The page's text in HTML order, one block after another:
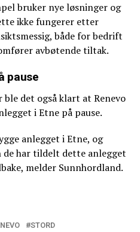
bruker nye løsninger og
ikke fungerer etter
både for bedrift
avbøtende tiltak.
pause
det også klart at Renevo
i Etne på pause.
anlegget i Etne, og
har tildelt dette anlegget
melder Sunnhordland.
STORD